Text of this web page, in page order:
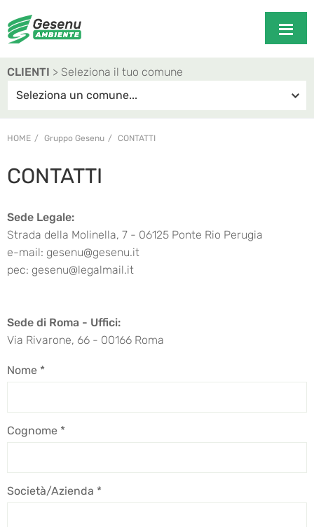
CLIENTI > Seleziona il tuo comune
HOME Gruppo Gesenu CONTATTI
CONTATTI
Sede Legale:
Strada della Molinella, 7 - 06125 Ponte Rio Perugia
e-mail: gesenu@gesenu.it
pec: gesenu@legalmail.it
Sede di Roma - Uffici:
Via Rivarone, 66 - 00166 Roma
Nome *
Cognome *
Società/Azienda *